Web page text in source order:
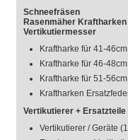
Schneefräsen
Rasenmäher Kraftharken
Vertikutiermesser
Kraftharke für 41-46cm
Kraftharke für 46-48cm
Kraftharke für 51-56cm
Kraftharken
Vertikutierer + Ersatzteile
Vertikutierer / Geräte